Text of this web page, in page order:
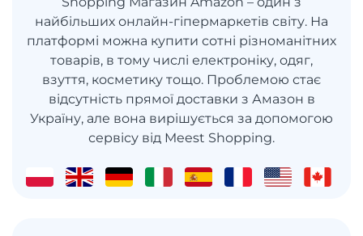
найбільших онлайн-гіпермаркетів світу. На
платформі можна купити сотні різноманітних
товарів, в тому числі електроніку, одяг,
взуття, косметику тощо. Проблемою стає
відсутність прямої доставки з Амазон в
Україну, але вона вирішується за допомогою
сервісу від Meest Shopping.